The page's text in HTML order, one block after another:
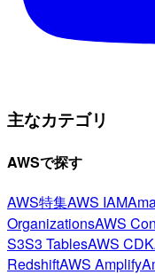
主なカテゴリ
AWSで探す
AWS特集AWS IAM
OrganizationsAWS
S3S3 TablesAWS CDK
RedshiftAWS Amplify